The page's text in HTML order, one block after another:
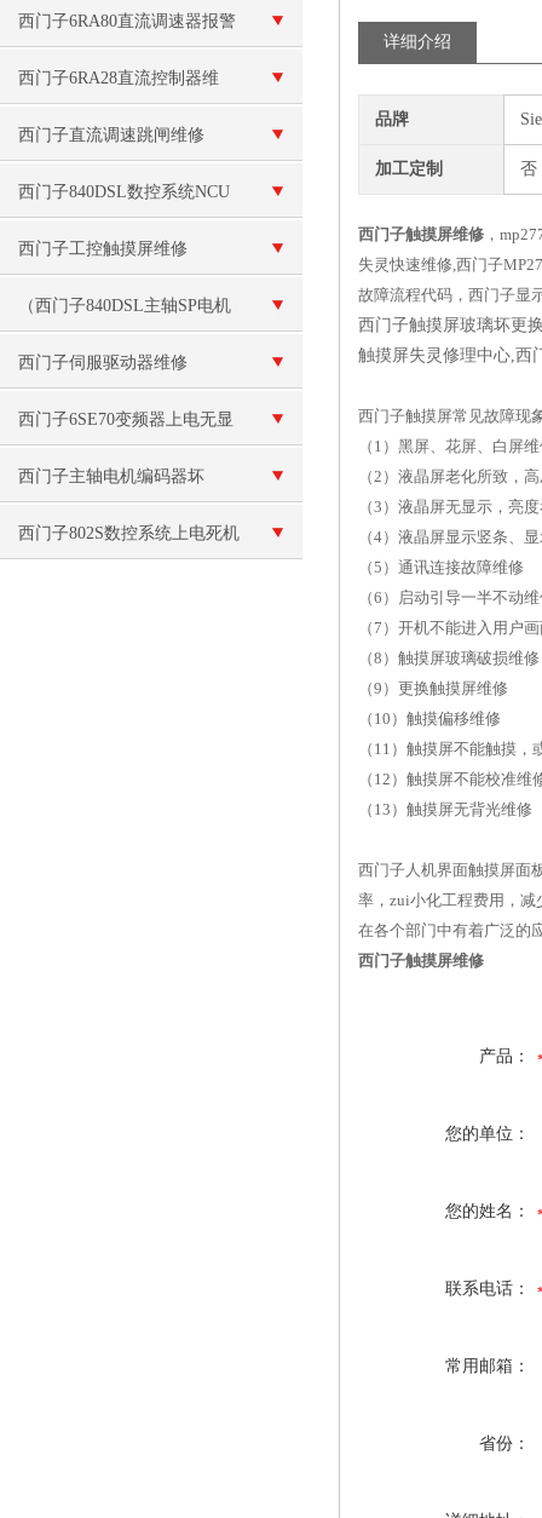
西门子6RA80直流调速器报警
维修技术咨询
西门子6RA28直流控制器维
修：电机故障
西门子直流调速跳闸维修
西门子840DSL数控系统NCU
模块坏
西门子工控触摸屏维修
（西门子840DSL主轴SP电机
模块坏）数控十年修复
西门子伺服驱动器维修
西门子6SE70变频器上电无显
示（开机就黑屏）
西门子主轴电机编码器坏
西门子802S数控系统上电死机
详细介绍
品牌
加工定制 否
西门子触摸屏维修 ，
失灵快速维修,西门子
故障流程代码，西门子显
西门子触摸屏玻璃坏更
触摸屏失灵修理中心,西
西门子触摸屏常见故障现
（1）黑屏、花屏、白屏
（2）液晶屏老化所致，
（3）液晶屏无显示，亮
（4）液晶屏显示竖条、
（5）通讯连接故障维修
（6）启动引导一半不动
（7）开机不能进入用户
（8）触摸屏玻璃破损维修
（9）更换触摸屏维修
（10）触摸偏移维修
（11）触摸屏不能触摸
（12）触摸屏不能校准维
（13）触摸屏无背光维修
西门子人机界面触摸屏面
率，zui小化工程费用，
在各个部门中有着广泛的
西门子触摸屏维修
产品：
您的单位：
您的姓名：
联系电话：
常用邮箱：
省份：